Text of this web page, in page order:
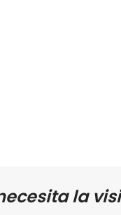
la